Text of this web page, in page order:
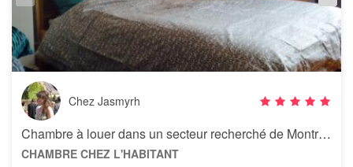
Chez Jasmyrh
Chambre à louer dans un secteur recherché de Montréal
CHAMBRE CHEZ L'HABITANT